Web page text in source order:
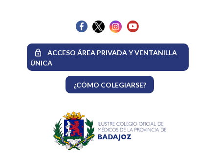
ACCESO ÁREA PRIVADA Y VENTANILLA
ÚNICA
¿CÓMO COLEGIARSE?